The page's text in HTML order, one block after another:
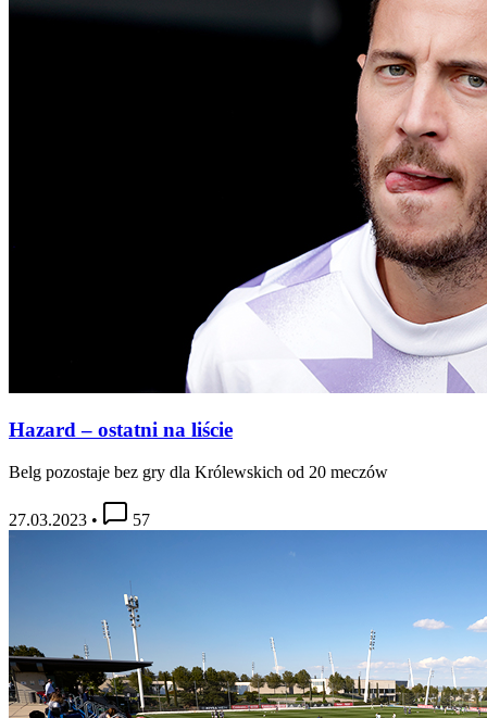
Hazard – ostatni na liście
Belg pozostaje bez gry dla Królewskich od 20 meczów
27.03.2023 • 57